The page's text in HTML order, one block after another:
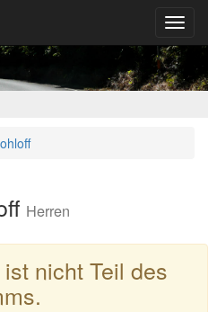
Herren
nicht Teil des